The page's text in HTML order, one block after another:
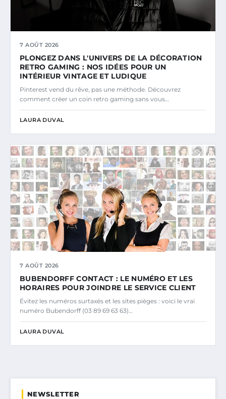
7 AOÛT 2026
PLONGEZ DANS L'UNIVERS DE LA DÉCORATION
RETRO GAMING : NOS IDÉES POUR UN
INTÉRIEUR VINTAGE ET LUDIQUE
Pinterest vend du rêve, pas une méthode. Découvrez
comment créer un coin retro gaming sans vous…
LAURA DUVAL
7 AOÛT 2026
BUBENDORFF CONTACT : LE NUMÉRO ET LES
HORAIRES POUR JOINDRE LE SERVICE CLIENT
Évitez les numéros surtaxés et les sites pièges : voici le vrai
numéro Bubendorff (03 89 69 63 63)…
LAURA DUVAL
NEWSLETTER